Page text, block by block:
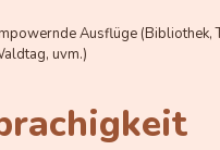
Ausflüge (Bibliothek,
uvm.)